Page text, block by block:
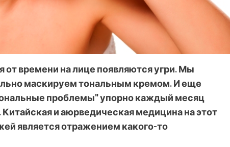
времени на лице появляются угри. Мы
маскируем тональным кремом. И еще
проблемы" упорно каждый месяц
и аюрведическая медицина на этот
является отражением какого-то